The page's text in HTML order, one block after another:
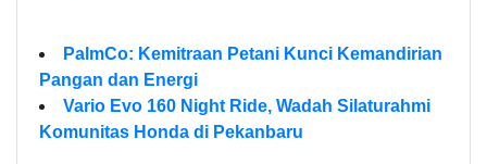
PalmCo: Kemitraan Petani Kunci Kemandirian
Pangan dan Energi
Vario Evo 160 Night Ride, Wadah Silaturahmi
Komunitas Honda di Pekanbaru